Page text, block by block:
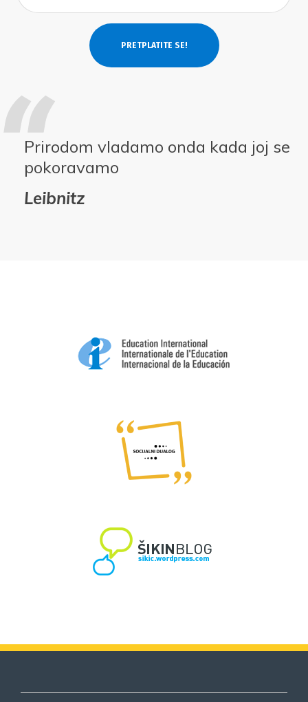
Prirodom vladamo onda kada joj se
pokoravamo
Leibnitz